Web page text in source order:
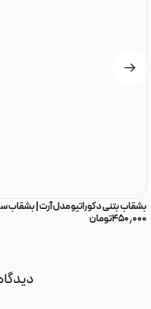
بشقاب بتنی دکوراتیو مدل آرت | بشقاب
۴۵۰٫۰۰۰تومان